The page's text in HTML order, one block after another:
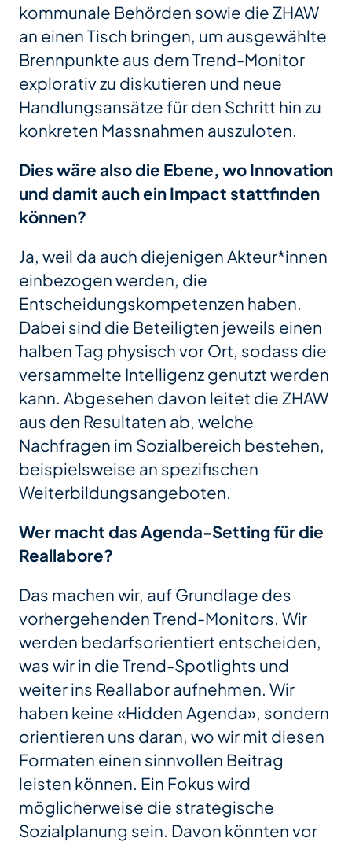
kommunale Behörden sowie die ZHAW
an einen Tisch bringen, um ausgewählte
Brennpunkte aus dem Trend-Monitor
explorativ zu diskutieren und neue
Handlungsansätze für den Schritt hin zu
konkreten Massnahmen auszuloten.
Dies wäre also die Ebene, wo Innovation
und damit auch ein Impact stattfinden
können?
Ja, weil da auch diejenigen Akteur*innen
einbezogen werden, die
Entscheidungskompetenzen haben.
Dabei sind die Beteiligten jeweils einen
halben Tag physisch vor Ort, sodass die
versammelte Intelligenz genutzt werden
kann. Abgesehen davon leitet die ZHAW
aus den Resultaten ab, welche
Nachfragen im Sozialbereich bestehen,
beispielsweise an spezifischen
Weiterbildungsangeboten.
Wer macht das Agenda-Setting für die
Reallabore?
Das machen wir, auf Grundlage des
vorhergehenden Trend-Monitors. Wir
werden bedarfsorientiert entscheiden,
was wir in die Trend-Spotlights und
weiter ins Reallabor aufnehmen. Wir
haben keine «Hidden Agenda», sondern
orientieren uns daran, wo wir mit diesen
Formaten einen sinnvollen Beitrag
leisten können. Ein Fokus wird
möglicherweise die strategische
Sozialplanung sein. Davon könnten vor